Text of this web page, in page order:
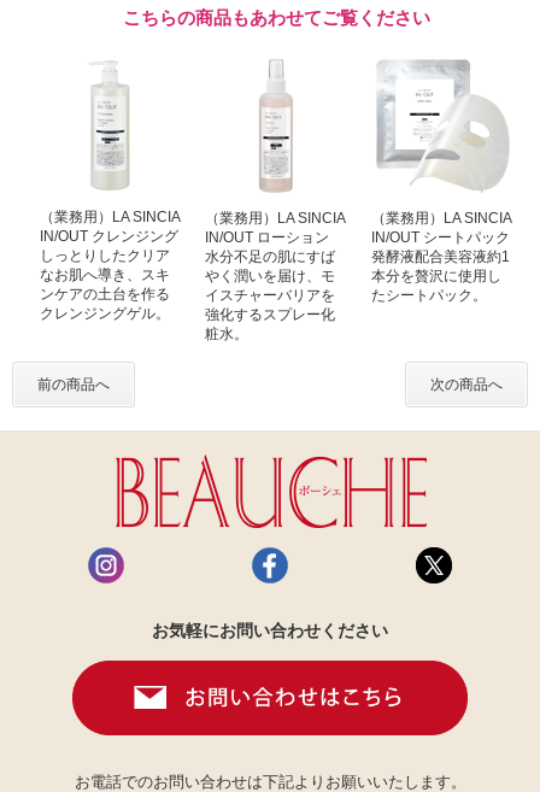
こちらの商品もあわせてご覧ください
（業務用）LA SINCIA
IN/OUT クレンジング
しっとりしたクリア
なお肌へ導き、スキ
ンケアの土台を作る
クレンジングゲル。
（業務用）LA SINCIA
IN/OUT ローション
水分不足の肌にすば
やく潤いを届け、モ
イスチャーバリアを
強化するスプレー化
粧水。
（業務用）LA SINCIA
IN/OUT シートパック
発酵液配合美容液約1
本分を贅沢に使用し
たシートパック。
前の商品へ 次の商品へ
お気軽にお問い合わせください
お電話でのお問い合わせは下記よりお願いいたします。